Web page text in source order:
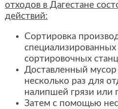
отходов в Дагестане
действий:
Сортировка
специализированных
сортировочных
Доставленный мусор
несколько раз для
налипшей грязи или
Затем с помощью